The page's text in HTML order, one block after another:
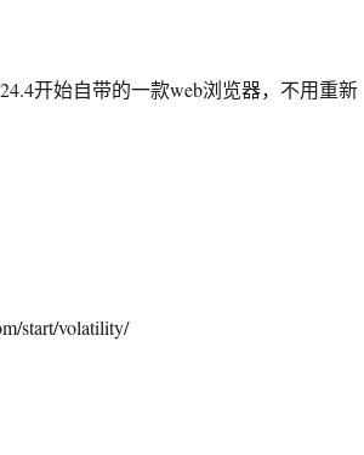
开始自带的一款web浏览器，不用重新
start/volatility/